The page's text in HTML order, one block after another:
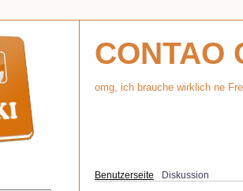
Benutzerseite Diskussion
CONTAO
omg, ich brauche wirklich ne